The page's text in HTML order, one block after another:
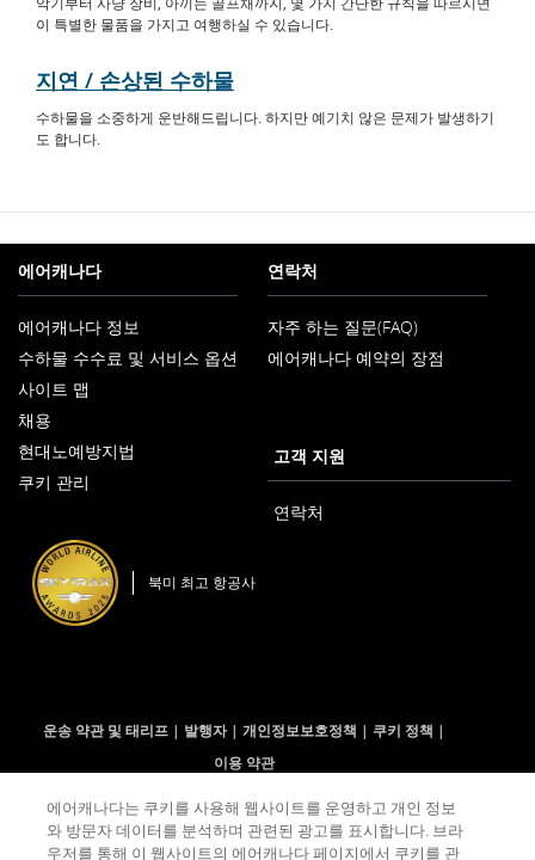
이 특별한 물품을 가지고 여행하실 수 있습니다.
지연 / 손상된 수하물
수하물을 소중하게 운반해드립니다. 하지만 예기치 않은 문제가 발생하기
도 합니다.
에어캐나다
에어캐나다 정보
창
수하물 수수료 및 서비스 옵션
사이트 맵
채용
창
으
로
현대노예방지법
쿠키 관리
연락처
자주 하는 질문(FAQ)
에어캐나다 예약의 장점
고객 지원
연락처
북미 최고 항공사
운송 약관 및 태리프 발행자 개인정보보호정책
쿠키 정책
이용 약관
Facebook
새
접 Twitter
새
접 YouTube
새
접
RSS
새
접
에어캐나다는 쿠키를 사용해 웹사이트를 운영하고 개인 정보
와 방문자 데이터를 분석하며 관련된 광고를 표시합니다. 브라
우저를 통해 이 웹사이트의 에어캐나다 페이지에서 쿠키를 관